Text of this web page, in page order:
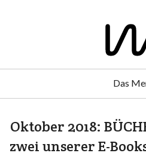
Das
Oktober 2018:
zwei unserer E-